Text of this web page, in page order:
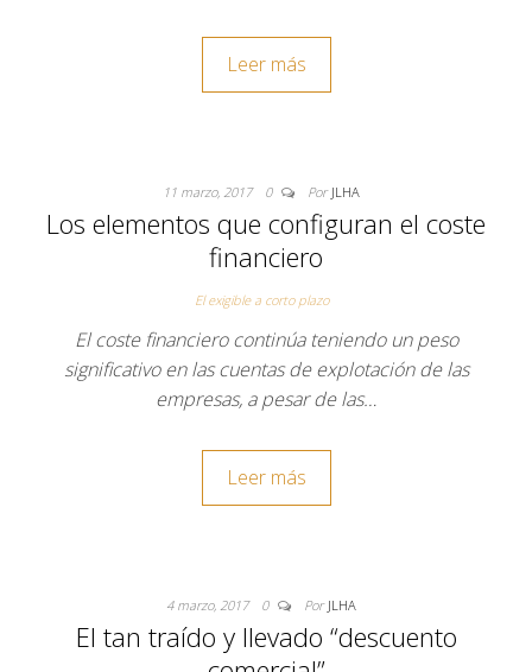
Leer más
11 marzo, 2017 0 Por JLHA
Los elementos que configuran el coste
financiero
El exigible a corto plazo
El coste financiero continúa teniendo un peso
significativo en las cuentas de explotación de las
empresas, a pesar de las…
Leer más
4 marzo, 2017 0 Por JLHA
El tan traído y llevado “descuento